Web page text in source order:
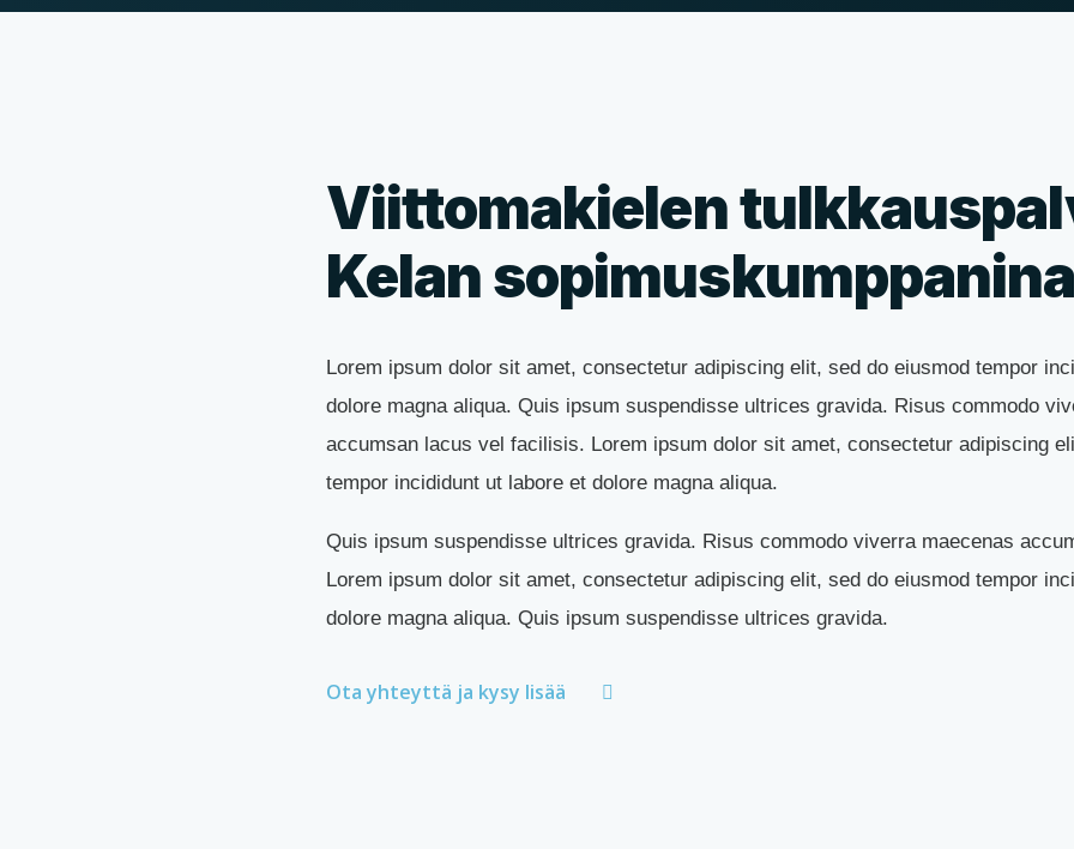
Viittomakielen
Kelan sopimuskumppanina
Lorem ipsum dolor sit amet, consectetur adipiscing elit, sed do eiusmod tempor
dolore magna aliqua. Quis ipsum suspendisse ultrices gravida. Risus commodo
accumsan lacus vel facilisis. Lorem ipsum dolor sit amet, consectetur adipiscing
tempor incididunt ut labore et dolore magna aliqua.
Quis ipsum suspendisse ultrices gravida. Risus commodo viverra maecenas
Lorem ipsum dolor sit amet, consectetur adipiscing elit, sed do eiusmod tempor
dolore magna aliqua. Quis ipsum suspendisse ultrices gravida.
Ota yhteyttä ja kysy lisää